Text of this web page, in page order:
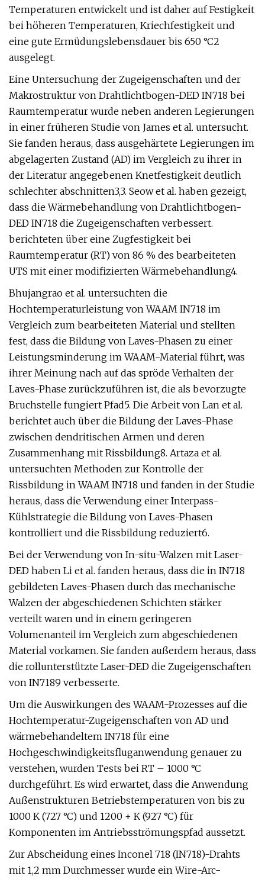
Temperaturen entwickelt und ist daher auf Festigkeit
bei höheren Temperaturen, Kriechfestigkeit und
eine gute Ermüdungslebensdauer bis 650 °C2
ausgelegt.
Eine Untersuchung der Zugeigenschaften und der
Makrostruktur von Drahtlichtbogen-DED IN718 bei
Raumtemperatur wurde neben anderen Legierungen
in einer früheren Studie von James et al. untersucht.
Sie fanden heraus, dass ausgehärtete Legierungen im
abgelagerten Zustand (AD) im Vergleich zu ihrer in
der Literatur angegebenen Knetfestigkeit deutlich
schlechter abschnitten3,3. Seow et al. haben gezeigt,
dass die Wärmebehandlung von Drahtlichtbogen-
DED IN718 die Zugeigenschaften verbessert.
berichteten über eine Zugfestigkeit bei
Raumtemperatur (RT) von 86 % des bearbeiteten
UTS mit einer modifizierten Wärmebehandlung4.
Bhujangrao et al. untersuchten die
Hochtemperaturleistung von WAAM IN718 im
Vergleich zum bearbeiteten Material und stellten
fest, dass die Bildung von Laves-Phasen zu einer
Leistungsminderung im WAAM-Material führt, was
ihrer Meinung nach auf das spröde Verhalten der
Laves-Phase zurückzuführen ist, die als bevorzugte
Bruchstelle fungiert Pfad5. Die Arbeit von Lan et al.
berichtet auch über die Bildung der Laves-Phase
zwischen dendritischen Armen und deren
Zusammenhang mit Rissbildung8. Artaza et al.
untersuchten Methoden zur Kontrolle der
Rissbildung in WAAM IN718 und fanden in der Studie
heraus, dass die Verwendung einer Interpass-
Kühlstrategie die Bildung von Laves-Phasen
kontrolliert und die Rissbildung reduziert6.
Bei der Verwendung von In-situ-Walzen mit Laser-
DED haben Li et al. fanden heraus, dass die in IN718
gebildeten Laves-Phasen durch das mechanische
Walzen der abgeschiedenen Schichten stärker
verteilt waren und in einem geringeren
Volumenanteil im Vergleich zum abgeschiedenen
Material vorkamen. Sie fanden außerdem heraus, dass
die rollunterstützte Laser-DED die Zugeigenschaften
von IN7189 verbesserte.
Um die Auswirkungen des WAAM-Prozesses auf die
Hochtemperatur-Zugeigenschaften von AD und
wärmebehandeltem IN718 für eine
Hochgeschwindigkeitsfluganwendung genauer zu
verstehen, wurden Tests bei RT – 1000 °C
durchgeführt. Es wird erwartet, dass die Anwendung
Außenstrukturen Betriebstemperaturen von bis zu
1000 K (727 °C) und 1200 + K (927 °C) für
Komponenten im Antriebsströmungspfad aussetzt.
Zur Abscheidung eines Inconel 718 (IN718)-Drahts
mit 1,2 mm Durchmesser wurde ein Wire-Arc-